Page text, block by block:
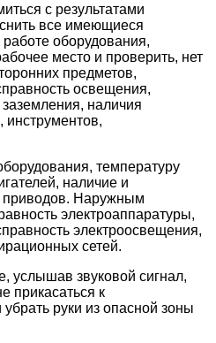
с результатами
все имеющиеся
оборудования,
место и проверить, нет
предметов,
освещения,
наличия
инструментов,
температуру
наличие и
приводов. Наружным
электроаппаратуры,
электроосвещения,
сетей.
услышав звуковой сигнал,
прикасаться к
руки из опасной зоны